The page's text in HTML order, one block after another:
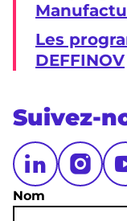
Les
DEFFINOV
Suivez-
Nom